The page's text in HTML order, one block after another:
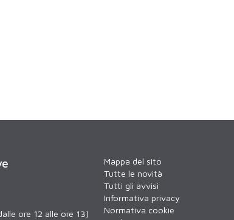
ore 12 alle ore 13)
Mappa del sito
Tutte le novità
Tutti gli avvisi
Informativa privacy
Normativa cookie